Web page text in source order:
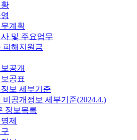
계획
및 주요업무
피해지원금
공개
공표
보 세부기준
비공개정보 세부기준(2024.4.)
정보목록
제